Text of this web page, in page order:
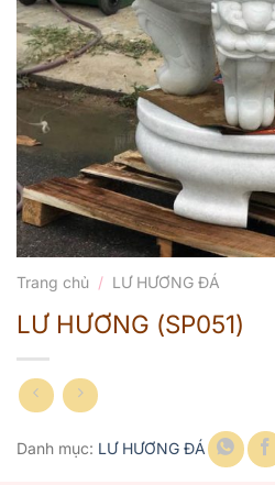
Trang chủ / LƯ HƯƠNG ĐÁ
LƯ HƯƠNG (SP051)
Danh mục: LƯ HƯƠNG ĐÁ